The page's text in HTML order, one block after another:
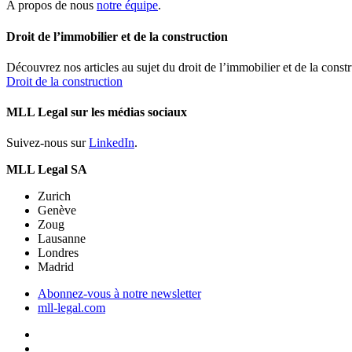
A propos de nous notre équipe.
Droit de l’immobilier et de la construction
Découvrez nos articles au sujet du droit de l’immobilier et de la
Droit de la construction
MLL Legal sur les médias sociaux
Suivez-nous surLinkedIn.
MLL Legal SA
Zurich
Genève
Zoug
Lausanne
Londres
Madrid
Abonnez-vous à notre newsletter
mll-legal.com